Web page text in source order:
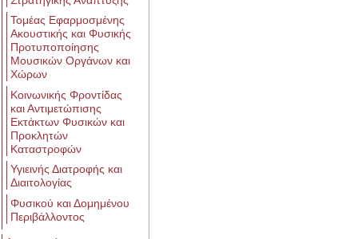
Τομέας Εφαρμοσμένης
Ακουστικής και Φυσικής
Προτυποποίησης
Μουσικών Οργάνων και
Χώρων
Κοινωνικής Φροντίδας
και Αντιμετώπισης
Εκτάκτων Φυσικών και
Προκλητών
Καταστροφών
Υγιεινής Διατροφής και
Διαιτολογίας
Φυσικού και Δομημένου
Περιβάλλοντος